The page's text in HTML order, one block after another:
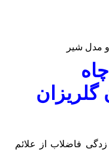
و مدل شیر
گلریزان
فاضلاب از علائم